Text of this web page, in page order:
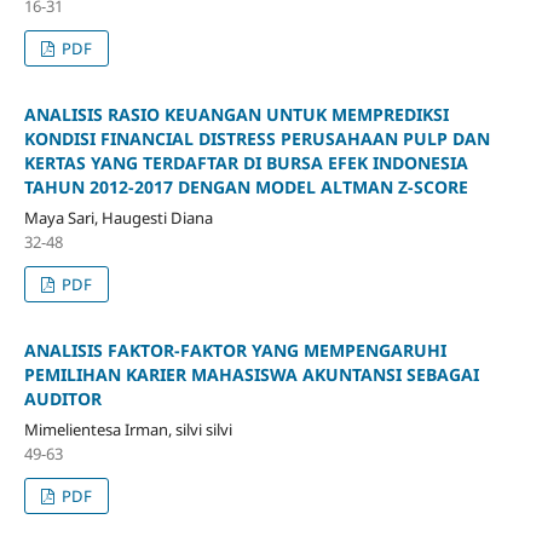
16-31
PDF
ANALISIS RASIO KEUANGAN UNTUK MEMPREDIKSI
KONDISI FINANCIAL DISTRESS PERUSAHAAN PULP DAN
KERTAS YANG TERDAFTAR DI BURSA EFEK INDONESIA
TAHUN 2012-2017 DENGAN MODEL ALTMAN Z-SCORE
Maya Sari, Haugesti Diana
32-48
PDF
ANALISIS FAKTOR-FAKTOR YANG MEMPENGARUHI
PEMILIHAN KARIER MAHASISWA AKUNTANSI SEBAGAI
AUDITOR
Mimelientesa Irman, silvi silvi
49-63
PDF